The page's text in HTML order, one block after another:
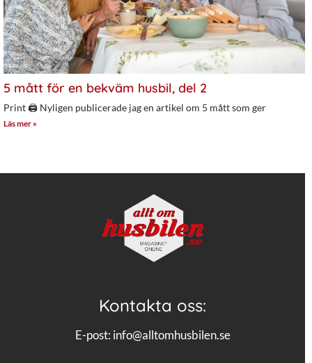
5 mått för en bekväm husbil, del 2
Print 🖨 Nyligen publicerade jag en artikel om 5 mått som ger
Läs mer »
Kontakta oss:
E-post: info@alltomhusbilen.se